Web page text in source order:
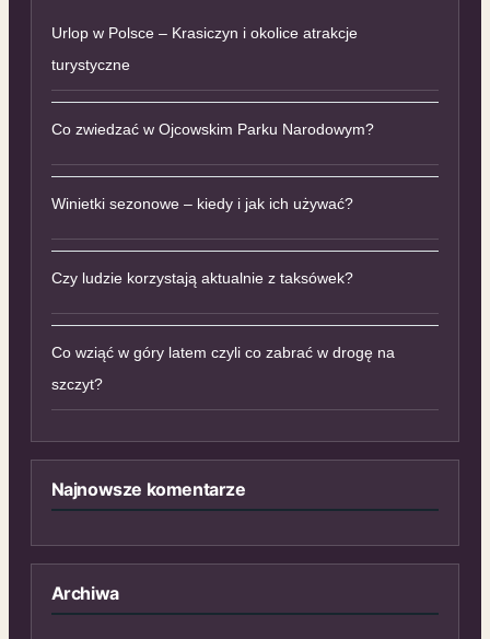
Urlop w Polsce – Krasiczyn i okolice atrakcje
turystyczne
Co zwiedzać w Ojcowskim Parku Narodowym?
Winietki sezonowe – kiedy i jak ich używać?
Czy ludzie korzystają aktualnie z taksówek?
Co wziąć w góry latem czyli co zabrać w drogę na
szczyt?
Najnowsze komentarze
Archiwa